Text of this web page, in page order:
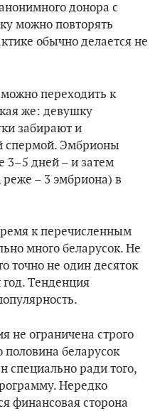
донора с
можно повторять
обычно делается не
можно переходить к
же: девушку
забирают и
спермой. Эмбрионы
3–5 дней – и затем
– 3 эмбриона) в
к перечисленным
много беларусок. Не
точно не один десяток
Тенденция
не ограничена строго
беларусок
специально ради того,
Нередко
финансовая сторона